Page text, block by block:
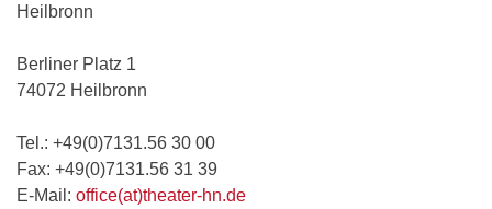
Heilbronn
Berliner Platz 1
74072 Heilbronn
Tel.: +49(0)7131.56 30 00
Fax: +49(0)7131.56 31 39
E-Mail: office(at)theater-hn.de